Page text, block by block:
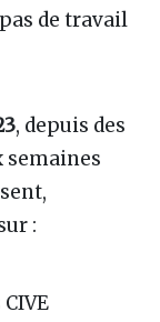
de travail
, depuis des
semaines
: